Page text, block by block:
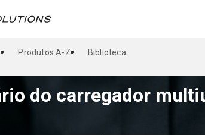
Produtos A-Z Biblioteca
do carregador